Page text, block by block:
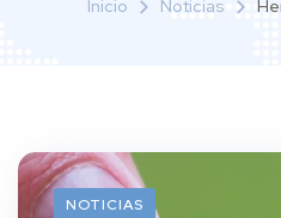
Inicio Noticias
NOTICIAS